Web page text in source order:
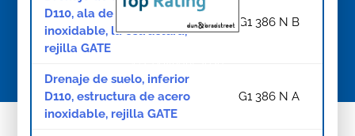
D110, ala de acero
inoxidable, la estructura,
rejilla GATE
G1 386 N B
Drenaje de suelo, inferior
D110, estructura de acero
inoxidable, rejilla GATE
G1 386 N A